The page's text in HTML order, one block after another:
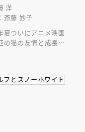
洋
斎藤 妙子
夏ついにアニメ映画
の猫の友情と成長を
ったりの絵本として